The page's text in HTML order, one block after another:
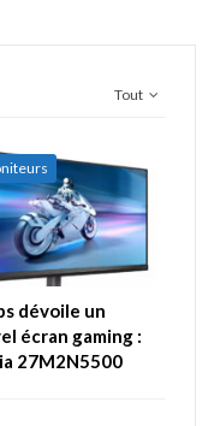
Tout
dévoile un
écran gaming :
27M2N5500